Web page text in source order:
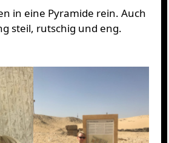
in eine Pyramide rein. Auch
steil, rutschig und eng.